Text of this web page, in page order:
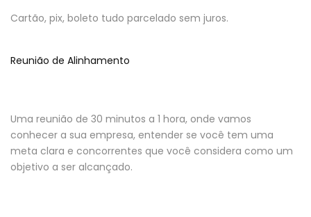
Cartão, pix, boleto tudo parcelado sem juros.
Reunião de Alinhamento
Uma reunião de 30 minutos a 1 hora, onde vamos
conhecer a sua empresa, entender se você tem uma
meta clara e concorrentes que você considera como um
objetivo a ser alcançado.